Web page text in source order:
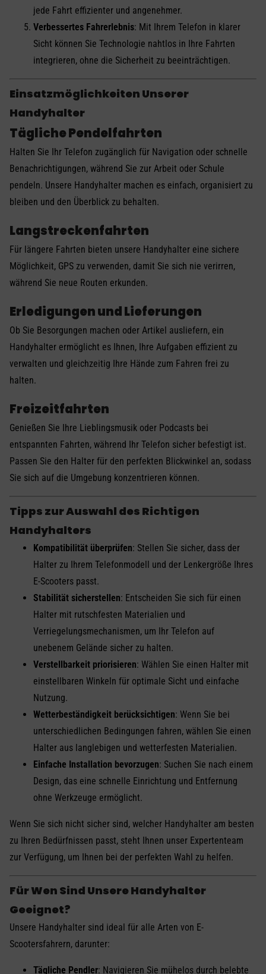
jede Fahrt effizienter und angenehmer.
Verbessertes Fahrerlebnis: Mit Ihrem Telefon in klarer
Sicht können Sie Technologie nahtlos in Ihre Fahrten
integrieren, ohne die Sicherheit zu beeinträchtigen.
Einsatzmöglichkeiten Unserer
Handyhalter
Tägliche Pendelfahrten
Halten Sie Ihr Telefon zugänglich für Navigation oder schnelle
Benachrichtigungen, während Sie zur Arbeit oder Schule
pendeln. Unsere Handyhalter machen es einfach, organisiert zu
bleiben und den Überblick zu behalten.
Langstreckenfahrten
Für längere Fahrten bieten unsere Handyhalter eine sichere
Möglichkeit, GPS zu verwenden, damit Sie sich nie verirren,
während Sie neue Routen erkunden.
Erledigungen und Lieferungen
Ob Sie Besorgungen machen oder Artikel ausliefern, ein
Handyhalter ermöglicht es Ihnen, Ihre Aufgaben effizient zu
verwalten und gleichzeitig Ihre Hände zum Fahren frei zu
halten.
Freizeitfahrten
Genießen Sie Ihre Lieblingsmusik oder Podcasts bei
entspannten Fahrten, während Ihr Telefon sicher befestigt ist.
Passen Sie den Halter für den perfekten Blickwinkel an, sodass
Sie sich auf die Umgebung konzentrieren können.
Tipps zur Auswahl des Richtigen
Handyhalters
Kompatibilität überprüfen: Stellen Sie sicher, dass der
Halter zu Ihrem Telefonmodell und der Lenkergröße Ihres
E-Scooters passt.
Stabilität sicherstellen: Entscheiden Sie sich für einen
Halter mit rutschfesten Materialien und
Verriegelungsmechanismen, um Ihr Telefon auf
unebenem Gelände sicher zu halten.
Verstellbarkeit priorisieren: Wählen Sie einen Halter mit
einstellbaren Winkeln für optimale Sicht und einfache
Nutzung.
Wetterbeständigkeit berücksichtigen: Wenn Sie bei
unterschiedlichen Bedingungen fahren, wählen Sie einen
Halter aus langlebigen und wetterfesten Materialien.
Einfache Installation bevorzugen: Suchen Sie nach einem
Design, das eine schnelle Einrichtung und Entfernung
ohne Werkzeuge ermöglicht.
Wenn Sie sich nicht sicher sind, welcher Handyhalter am besten
zu Ihren Bedürfnissen passt, steht Ihnen unser Expertenteam
zur Verfügung, um Ihnen bei der perfekten Wahl zu helfen.
Für Wen Sind Unsere Handyhalter
Geeignet?
Unsere Handyhalter sind ideal für alle Arten von E-
Scootersfahrern, darunter:
Tägliche Pendler: Navigieren Sie mühelos durch belebte